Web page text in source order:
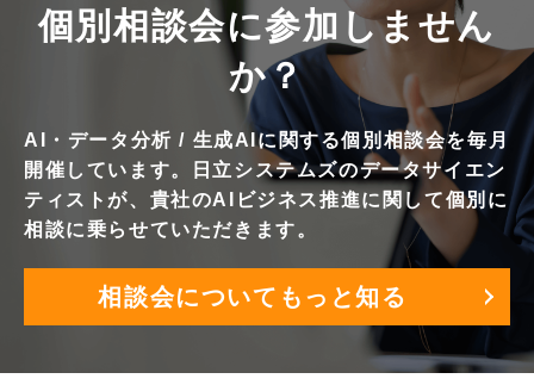
個別相談会に参加しません
か？
AI・データ分析 / 生成AIに関する個別相談会を毎月
開催しています。日立システムズのデータサイエン
ティストが、貴社のAIビジネス推進に関して個別に
相談に乗らせていただきます。
相談会についてもっと知る